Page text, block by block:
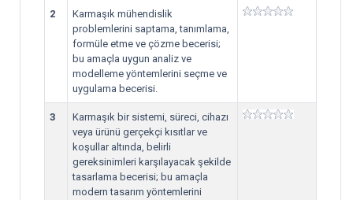
2
Karmaşık mühendislik
problemlerini saptama, tanımlama,
formüle etme ve çözme becerisi;
bu amaçla uygun analiz ve
modelleme yöntemlerini seçme ve
uygulama becerisi.
3
Karmaşık bir sistemi, süreci, cihazı
veya ürünü gerçekçi kısıtlar ve
koşullar altında, belirli
gereksinimleri karşılayacak şekilde
tasarlama becerisi; bu amaçla
modern tasarım yöntemlerini